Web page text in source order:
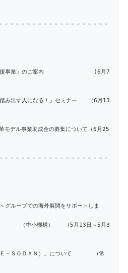
－－－－－－－－－－－－－－－－－－－
成支援事業」のご案内 (6月7
み出す人になる！」セミナー （6月13
デル事業助成金の募集について（6月25
－－－－－－－－－－－－－－－－－－－
ループでの海外展開をサポートしま
（5月13日～5月3
Ｅ－ＳＯＤＡＮ）」について （常